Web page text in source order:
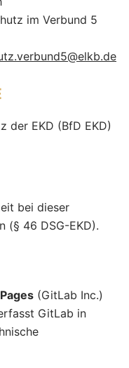
im Verbund 5
der EKD (BfD EKD)
bei dieser
(§ 46 DSG-EKD).
(GitLab Inc.)
GitLab in